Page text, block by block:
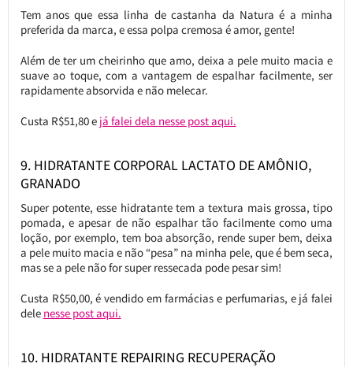
Tem anos que essa linha de castanha da Natura é a minha
preferida da marca, e essa polpa cremosa é amor, gente!
Além de ter um cheirinho que amo, deixa a pele muito macia e
suave ao toque, com a vantagem de espalhar facilmente, ser
rapidamente absorvida e não melecar.
Custa R$51,80 e já falei dela nesse post aqui.
9. HIDRATANTE CORPORAL LACTATO DE AMÔNIO,
GRANADO
Super potente, esse hidratante tem a textura mais grossa, tipo
pomada, e apesar de não espalhar tão facilmente como uma
loção, por exemplo, tem boa absorção, rende super bem, deixa
a pele muito macia e não “pesa” na minha pele, que é bem seca,
mas se a pele não for super ressecada pode pesar sim!
Custa R$50,00, é vendido em farmácias e perfumarias, e já falei
dele nesse post aqui.
10. HIDRATANTE REPAIRING RECUPERAÇÃO